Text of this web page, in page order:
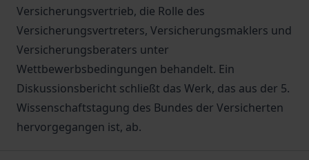
Versicherungsvertrieb, die Rolle des
Versicherungsvertreters, Versicherungsmaklers und
Versicherungsberaters unter
Wettbewerbsbedingungen behandelt. Ein
Diskussionsbericht schließt das Werk, das aus der 5.
Wissenschaftstagung des Bundes der Versicherten
hervorgegangen ist, ab.